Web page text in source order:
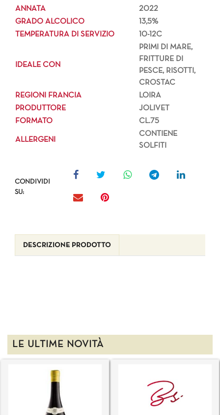
ANNATA
2022
GRADO ALCOLICO
13,5%
TEMPERATURA DI SERVIZIO
10-12C
IDEALE CON
PRIMI DI MARE,
FRITTURE DI
PESCE, RISOTTI,
CROSTAC
REGIONI FRANCIA
LOIRA
PRODUTTORE
JOLIVET
FORMATO
CL.75
ALLERGENI
CONTIENE
SOLFITI
CONDIVIDI
SU:
DESCRIZIONE PRODOTTO
LE ULTIME NOVITÀ